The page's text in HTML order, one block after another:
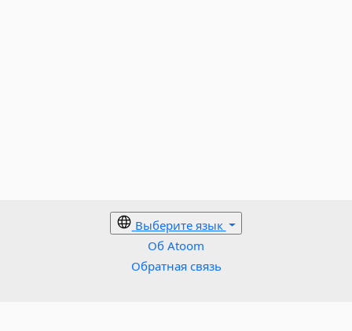
Выберите язык
Об Atoom
Обратная связь